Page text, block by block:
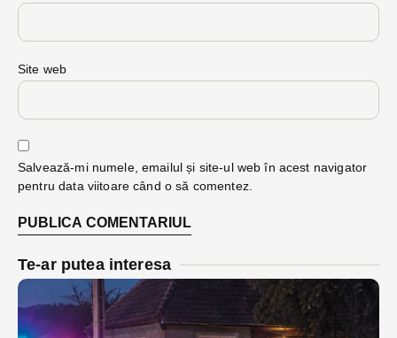
Site web
Salvează-mi numele, emailul și site-ul web în acest navigator
pentru data viitoare când o să comentez.
Te-ar putea interesa